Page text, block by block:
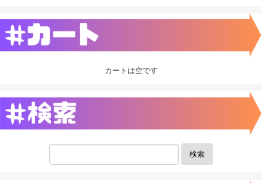
カートは空です
検索